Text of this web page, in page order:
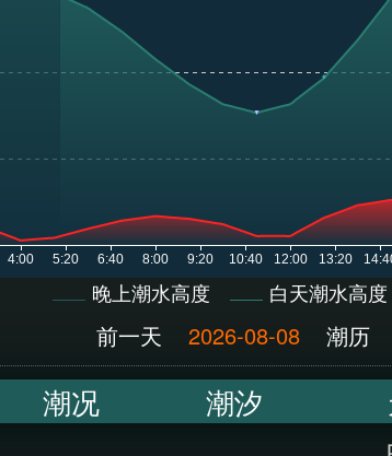
晚上潮水高度 白天潮水高度
前一天 2026-08-08 潮历
潮况 潮汐